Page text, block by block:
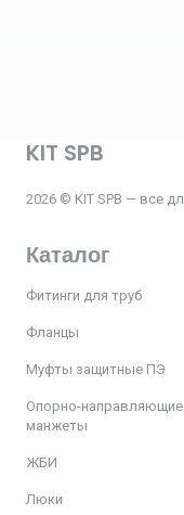
KIT SPB
2026 © KIT SPB — все
Каталог
Фитинги для труб
Фланцы
Муфты защитные ПЭ
Опорно-
манжеты
ЖБИ
Люки